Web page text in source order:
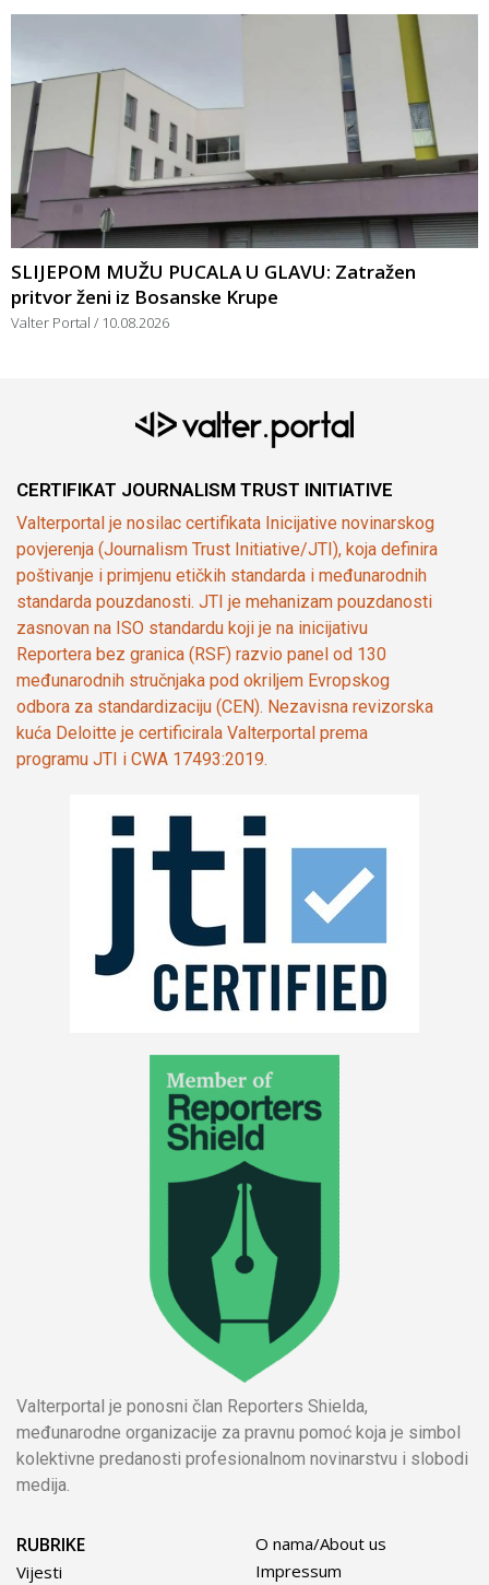
SLIJEPOM MUŽU PUCALA U GLAVU: Zatražen
pritvor ženi iz Bosanske Krupe
Valter Portal 10.08.2026
CERTIFIKAT JOURNALISM TRUST INITIATIVE
Valterportal je nosilac certifikata Inicijative novinarskog
povjerenja (Journalism Trust Initiative/JTI), koja definira
poštivanje i primjenu etičkih standarda i međunarodnih
standarda pouzdanosti. JTI je mehanizam pouzdanosti
zasnovan na ISO standardu koji je na inicijativu
Reportera bez granica (RSF) razvio panel od 130
međunarodnih stručnjaka pod okriljem Evropskog
odbora za standardizaciju (CEN). Nezavisna revizorska
kuća Deloitte je certificirala Valterportal prema
programu JTI i CWA 17493:2019.
Valterportal je ponosni član Reporters Shielda,
međunarodne organizacije za pravnu pomoć koja je simbol
kolektivne predanosti profesionalnom novinarstvu i slobodi
medija.
RUBRIKE
Vijesti
O nama/About us
Impressum